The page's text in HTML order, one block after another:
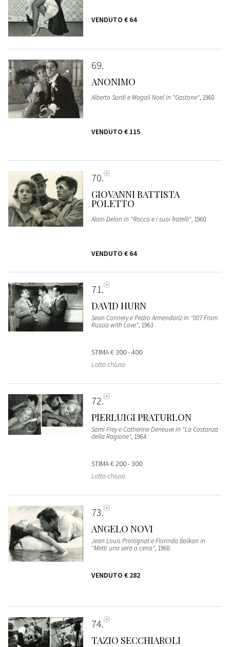
VENDUTO € 64
69
ANONIMO
Alberto Sordi e Magali Noel in "Gastone", 1960
VENDUTO € 115
70
GIOVANNI BATTISTA
POLETTO
Alain Delon in "Rocco e i suoi fratelli", 1960
VENDUTO € 64
71
DAVID HURN
Sean Connery e Pedro Armendariz in "007 From
Russia with Love", 1963
STIMA€ 300 - 400
Lotto chiuso
72
PIERLUIGI PRATURLON
Sami Frey e Catherine Deneuve in "La Costanza
della Ragione", 1964
STIMA€ 200 - 300
Lotto chiuso
73
ANGELO NOVI
Jean Louis Printignat e Florinda Bolkan in
"Metti una sera a cena", 1968
VENDUTO € 282
74
TAZIO SECCHIAROLI